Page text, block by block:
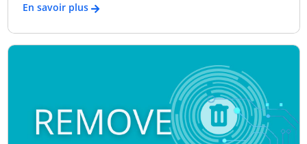
En savoir plus